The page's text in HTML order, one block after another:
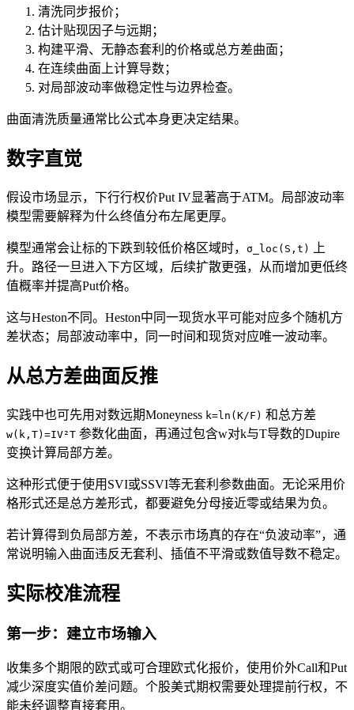
清洗同步报价；
估计贴现因子与远期；
构建平滑、无静态套利的价格或总方差曲面；
在连续曲面上计算导数；
对局部波动率做稳定性与边界检查。
曲面清洗质量通常比公式本身更决定结果。
数字直觉
假设市场显示，下行行权价Put IV显著高于ATM。局部波动率
模型需要解释为什么终值分布左尾更厚。
模型通常会让标的下跌到较低价格区域时， σ_loc(S,t)
上
升。路径一旦进入下方区域，后续扩散更强，从而增加更低终
值概率并提高Put价格。
这与Heston不同。Heston中同一现货水平可能对应多个随机方
差状态；局部波动率中，同一时间和现货对应唯一波动率。
从总方差曲面反推
实践中也可先用对数远期Moneyness k=ln(K/F) 和总方差
w(k,T)=IV²T 参数化曲面，再通过包含w对k与T导数的Dupire
变换计算局部方差。
这种形式便于使用SVI或SSVI等无套利参数曲面。无论采用价
格形式还是总方差形式，都要避免分母接近零或结果为负。
若计算得到负局部方差，不表示市场真的存在“负波动率”，通
常说明输入曲面违反无套利、插值不平滑或数值导数不稳定。
实际校准流程
第一步：建立市场输入
收集多个期限的欧式或可合理欧式化报价，使用价外Call和Put
减少深度实值价差问题。个股美式期权需要处理提前行权，不
能未经调整直接套用。